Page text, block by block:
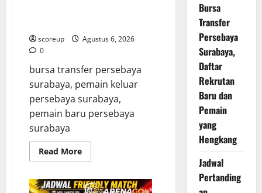
scoreup
Agustus 6, 2026
0
bursa transfer persebaya
surabaya, pemain keluar
persebaya surabaya,
pemain baru persebaya
surabaya
Read MoreRead
more
Transfer
Bursa
Transfer
Persebaya
Surabaya,
Daftar
Rekrutan
Baru dan
Pemain
yang
Hengkang
Jadwal
Pertanding